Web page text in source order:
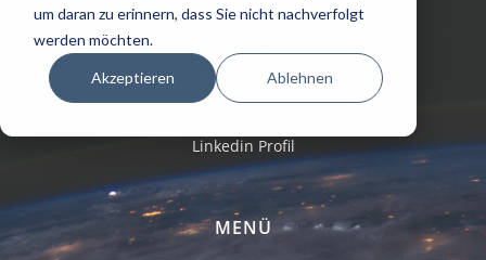
um daran zu erinnern, dass Sie nicht nachverfolgt
werden möchten.
Akzeptieren Ablehnen
Newsletter
Datenschutz
Linkedin Profil
MENÜ